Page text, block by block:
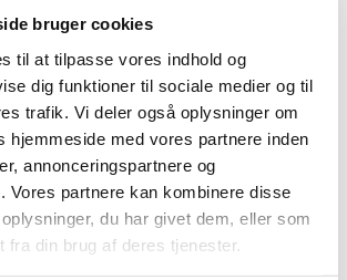
bruger cookies
til at tilpasse vores indhold og
dig funktioner til sociale medier og til
trafik. Vi deler også oplysninger om
hjemmeside med vores partnere inden
annonceringspartnere og
Vores partnere kan kombinere disse
du har givet dem, eller som
fra din brug af deres tjenester.
børn mellem 6 og 12 måneder